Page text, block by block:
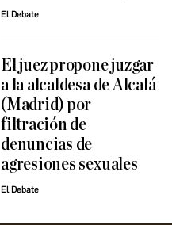
El Debate
El juez propone juzgar
a la alcaldesa de Alcalá
(Madrid) por
filtración de
denuncias de
agresiones sexuales
El Debate